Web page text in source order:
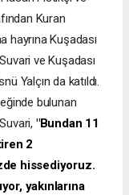
Kuran
hayrına Kuşadası
ve Kuşadası
Yalçın da katıldı.
bulunan
"Bundan 11
2
hissediyoruz.
yakınlarına